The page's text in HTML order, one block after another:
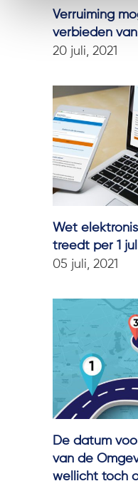
Verruiming
verbieden
20 juli, 2021
Wet
treedt per 1
05 juli, 2021
De datum
van de
wellicht toch